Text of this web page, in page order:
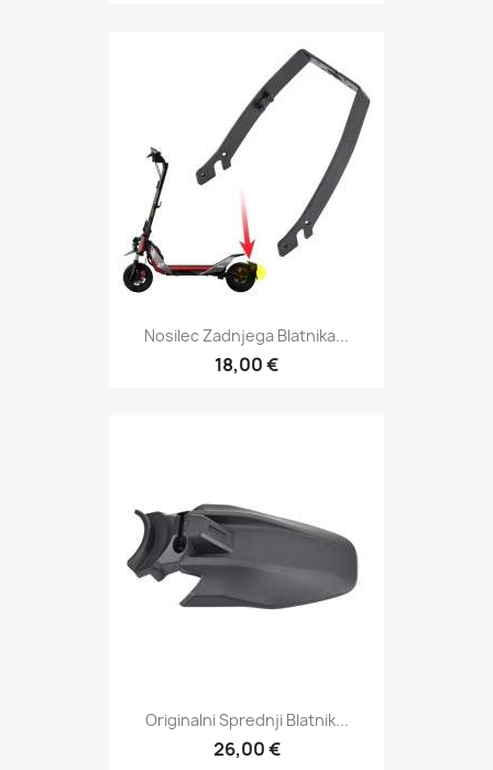
Nosilec Zadnjega Blatnika...
18,00 €
Originalni Sprednji Blatnik...
26,00 €